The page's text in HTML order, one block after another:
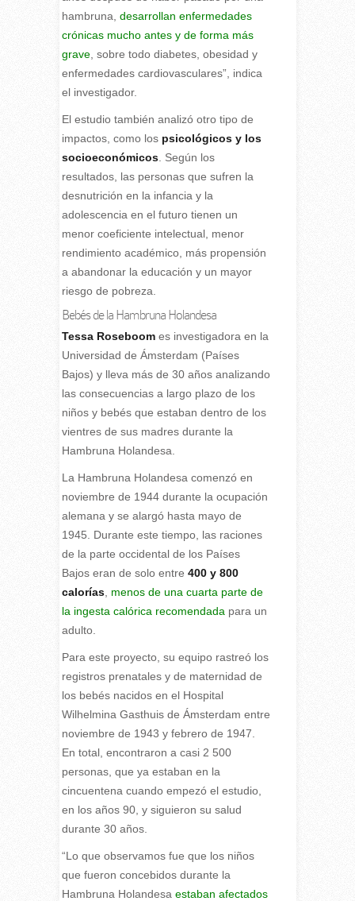
hambruna, desarrollan enfermedades
crónicas mucho antes y de forma más
grave, sobre todo diabetes, obesidad y
enfermedades cardiovasculares”, indica
el investigador.
El estudio también analizó otro tipo de
impactos, como los psicológicos y los
socioeconómicos. Según los
resultados, las personas que sufren la
desnutrición en la infancia y la
adolescencia en el futuro tienen un
menor coeficiente intelectual, menor
rendimiento académico, más propensión
a abandonar la educación y un mayor
riesgo de pobreza.
Bebés de la Hambruna Holandesa
Tessa Roseboomes investigadora en la
Universidad de Ámsterdam (Países
Bajos) y lleva más de 30 años analizando
las consecuencias a largo plazo de los
niños y bebés que estaban dentro de los
vientres de sus madres durante la
Hambruna Holandesa.
La Hambruna Holandesa comenzó en
noviembre de 1944 durante la ocupación
alemana y se alargó hasta mayo de
1945. Durante este tiempo, las raciones
de la parte occidental de los Países
Bajos eran de solo entre 400 y 800
calorías, menos de una cuarta parte de
la ingesta calórica recomendada para un
adulto.
Para este proyecto, su equipo rastreó los
registros prenatales y de maternidad de
los bebés nacidos en el Hospital
Wilhelmina Gasthuis de Ámsterdam entre
noviembre de 1943 y febrero de 1947.
En total, encontraron a casi 2 500
personas, que ya estaban en la
cincuentena cuando empezó el estudio,
en los años 90, y siguieron su salud
durante 30 años.
“Lo que observamos fue que los niños
que fueron concebidos durante la
Hambruna Holandesa estaban afectados